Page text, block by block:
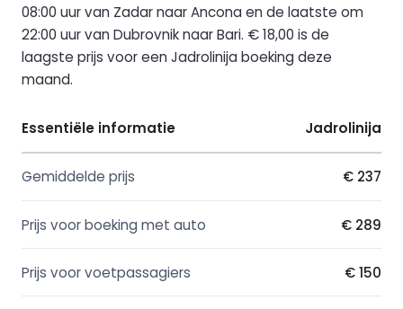
08:00 uur van Zadar naar Ancona en de laatste om
22:00 uur van Dubrovnik naar Bari. € 18,00 is de
laagste prijs voor een Jadrolinija boeking deze
maand.
Essentiële informatie Jadrolinija
Gemiddelde prijs € 237
Prijs voor boeking met auto € 289
Prijs voor voetpassagiers € 150